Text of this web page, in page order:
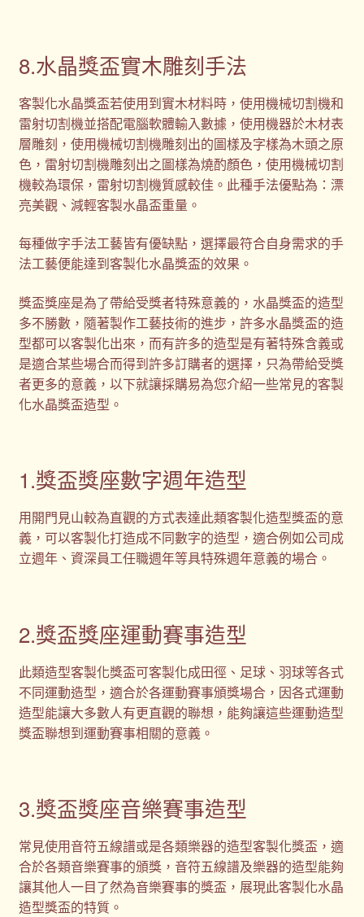
8.水晶獎盃實木雕刻手法
客製化水晶獎盃若使用到實木材料時，使用機械切割機和
雷射切割機並搭配電腦軟體輸入數據，使用機器於木材表
層雕刻，使用機械切割機雕刻出的圖樣及字樣為木頭之原
色，雷射切割機雕刻出之圖樣為燒酌顏色，使用機械切割
機較為環保，雷射切割機質感較佳。此種手法優點為：漂
亮美觀、減輕客製水晶盃重量。
每種做字手法工藝皆有優缺點，選擇最符合自身需求的手
法工藝便能達到客製化水晶獎盃的效果。
獎盃獎座是為了帶給受獎者特殊意義的，水晶獎盃的造型
多不勝數，隨著製作工藝技術的進步，許多水晶獎盃的造
型都可以客製化出來，而有許多的造型是有著特殊含義或
是適合某些場合而得到許多訂購者的選擇，只為帶給受獎
者更多的意義，以下就讓採購易為您介紹一些常見的客製
化水晶獎盃造型。
1.獎盃獎座數字週年造型
用開門見山較為直觀的方式表達此類客製化造型獎盃的意
義，可以客製化打造成不同數字的造型，適合例如公司成
立週年、資深員工任職週年等具特殊週年意義的場合。
2.獎盃獎座運動賽事造型
此類造型客製化獎盃可客製化成田徑、足球、羽球等各式
不同運動造型，適合於各運動賽事頒獎場合，因各式運動
造型能讓大多數人有更直觀的聯想，能夠讓這些運動造型
獎盃聯想到運動賽事相關的意義。
3.獎盃獎座音樂賽事造型
常見使用音符五線譜或是各類樂器的造型客製化獎盃，適
合於各類音樂賽事的頒獎，音符五線譜及樂器的造型能夠
讓其他人一目了然為音樂賽事的獎盃，展現此客製化水晶
造型獎盃的特質。